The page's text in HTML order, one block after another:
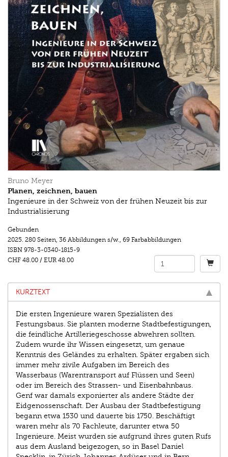
Bruno Meyer
Planen, zeichnen, bauen
Ingenieure in der Schweiz von der frühen Neuzeit bis zur
Industrialisierung
Gebunden
2025. 280 Seiten, 36 Abbildungen s/w., 69 Farbabbildungen
ISBN 978-3-0340-1815-9
CHF 48.00 / EUR 48.00
KURZTEXT
Die ersten Ingenieure waren Spezialisten des
Festungsbaus. Sie planten moderne Stadtbefestigungen,
die feindliche ­Artilleriegeschosse abwehren sollten.
Zudem wurde ihr Wissen eingesetzt, um genaue
Kenntnis des Geländes zu erhalten. Später ergaben sich
immer mehr zivile Aufgaben im Bereich des
Wasserbaus (Warentransport auf Flüssen und Seen)
oder im Bereich des Strassen- und Eisenbahnbaus.
Genf war damals exponierter als andere Städte der
Eidgenossen­schaft. Der Ausbau der Stadtbefestigung
begann etwa 1530 und dauerte bis 1750. Beschäftigt
waren mehr als 70 Fachleute, darunter etwa 50
Ingenieure. Meist wurden sie aufgrund ihres guten Rufs
aus dem Ausland beigezogen, so in Basel Daniel